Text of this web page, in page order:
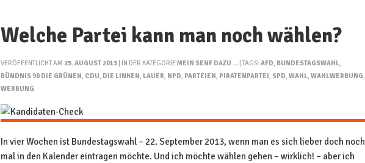
Welche Partei kann man noch wählen?
VERÖFFENTLICHT AM 25. AUGUST 2013 | IN DER KATEGORIEMEIN SENF DAZU ... | TAGS: AFD, BUNDESTAGSWAHL,
BÜNDNIS 90 DIE GRÜNEN, CDU, DIE LINKEN, LAUER, NPD, PARTEIEN, PIRATENPARTEI, SPD, WAHL, WAHLWERBUNG,
WERBUNG
In vier Wochen ist Bundestagswahl – 22. September 2013, wenn man es sich lieber doch noch
mal in den Kalender eintragen möchte. Und ich möchte wählen gehen – wirklich! – aber ich